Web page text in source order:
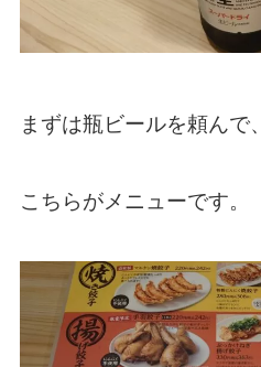
まずは瓶ビールを頼んで、
こちらがメニューです。